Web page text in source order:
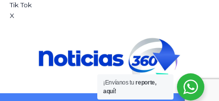
Tik Tok
X
¡Envíanos tureporte,
aquí!